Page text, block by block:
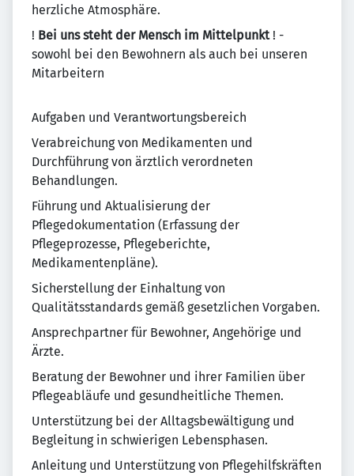
herzliche Atmosphäre.
! Bei uns steht der Mensch im Mittelpunkt! -
sowohl bei den Bewohnern als auch bei unseren
Mitarbeitern
Aufgaben und Verantwortungsbereich
Verabreichung von Medikamenten und
Durchführung von ärztlich verordneten
Behandlungen.
Führung und Aktualisierung der
Pflegedokumentation (Erfassung der
Pflegeprozesse, Pflegeberichte,
Medikamentenpläne).
Sicherstellung der Einhaltung von
Qualitätsstandards gemäß gesetzlichen Vorgaben.
Ansprechpartner für Bewohner, Angehörige und
Ärzte.
Beratung der Bewohner und ihrer Familien über
Pflegeabläufe und gesundheitliche Themen.
Unterstützung bei der Alltagsbewältigung und
Begleitung in schwierigen Lebensphasen.
Anleitung und Unterstützung von Pflegehilfskräften